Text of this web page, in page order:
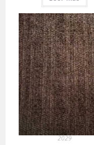
2029